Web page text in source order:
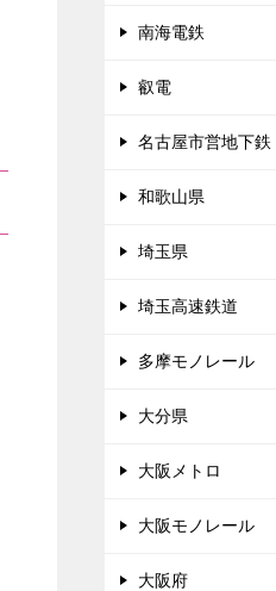
南海電鉄
叡電
名古屋市営地下鉄
和歌山県
埼玉県
埼玉高速鉄道
多摩モノレール
大分県
大阪メトロ
大阪モノレール
大阪府